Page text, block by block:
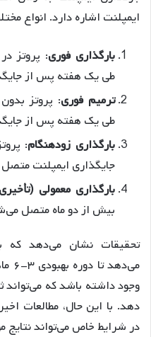
ایمپلنت اشاره دارد. انواع
بارگذاری فوری: پروتز
طی یک هفته پس از
ترمیم فوری: پروتز
طی یک هفته پس از
بارگذاری زودهنگام:
جایگذاری ایمپلنت
بارگذاری معمولی (
بیش از دو ماه متصل
تحقیقات نشان می‌دهد که
وجود داشته باشد که می‌تواند
دهد. با این حال، مطالعات
در شرایط خاص می‌تواند